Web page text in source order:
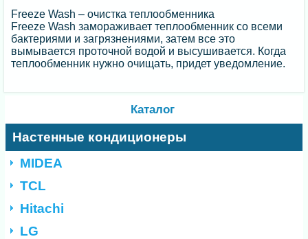
Freeze Wash – очистка теплообменника
Freeze Wash замораживает теплообменник со всеми
бактериями и загрязнениями, затем все это
вымывается проточной водой и высушивается. Когда
теплообменник нужно очищать, придет уведомление.
Каталог
Настенные кондиционеры
MIDEA
TCL
Hitachi
LG